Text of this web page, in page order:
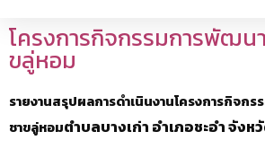
โครงการกิจกรรมการพัฒ
ขลู่หอม
รายงานสรุปผลการดำเนินงานโครงการกิจ
ชาขลู่หอมตำบลบางเก่า อำเภอชะอำ จังห